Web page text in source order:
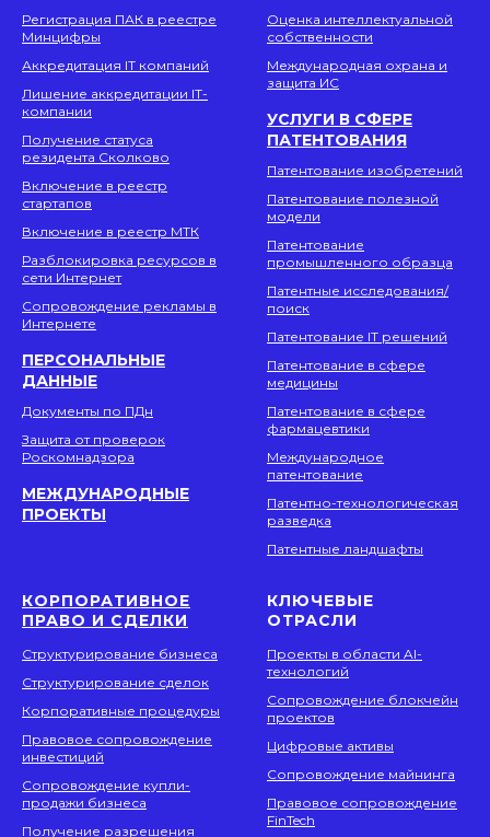
Регистрация ПАК в реестре
Минцифры
Аккредитация IT компаний
Лишение аккредитации IT-
компании
Получение статуса
резидента Сколково
Включение в реестр
стартапов
Включение в реестр МТК
Разблокировка ресурсов в
сети Интернет
Сопровождение рекламы в
Интернете
ПЕРСОНАЛЬНЫЕ
ДАННЫЕ
Документы по ПДн
Защита от проверок
Роскомнадзора
МЕЖДУНАРОДНЫЕ
ПРОЕКТЫ
Оценка интеллектуальной
собственности
Международная охрана и
защита ИС
УСЛУГИ В СФЕРЕ
ПАТЕНТОВАНИЯ
Патентование изобретений
Патентование полезной
модели
Патентование
промышленного образца
Патентные исследования/
поиск
Патентование IT решений
Патентование в сфере
медицины
Патентование в сфере
фармацевтики
Международное
патентование
Патентно-технологическая
разведка
Патентные ландшафты
КОРПОРАТИВНОЕ
ПРАВО И СДЕЛКИ
Структурирование бизнеса
Структурирование сделок
Корпоративные процедуры
Правовое сопровождение
инвестиций
Сопровождение купли-
продажи бизнеса
Получение разрешения
КЛЮЧЕВЫЕ
ОТРАСЛИ
Проекты в области AI-
технологий
Сопровождение блокчейн
проектов
Цифровые активы
Сопровождение майнинга
Правовое сопровождение
FinTech